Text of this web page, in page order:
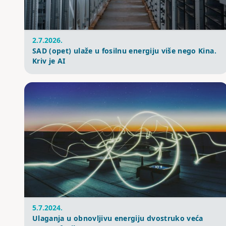
2.7.2026.
SAD (opet) ulaže u fosilnu energiju više nego Kina.
Kriv je AI
5.7.2024.
Ulaganja u obnovljivu energiju dvostruko veća